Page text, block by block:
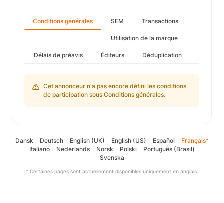
Conditions générales SEM Transactions
Utilisation de la marque
Délais de préavis Éditeurs Déduplication
Cet annonceur n'a pas encore défini les conditions
de participation sous Conditions générales.
Dansk Deutsch English (UK) English (US) Español Français*
Italiano Nederlands Norsk Polski
Português (Brasil)
Svenska
* Certaines pages sont actuellement disponibles uniquement en anglais.